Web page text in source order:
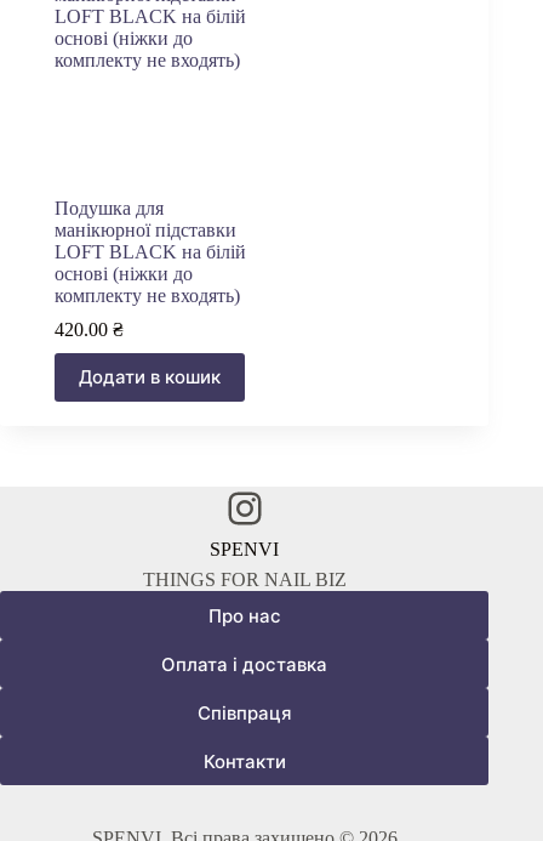
Подушка для
манікюрної підставки
LOFT BLACK на білій
основі (ніжки до
комплекту не входять)
420.00 ₴
Додати в кошик
Instagram
SPENVI
THINGS FOR NAIL BIZ
Про нас
Оплата і доставка
Співпраця
Контакти